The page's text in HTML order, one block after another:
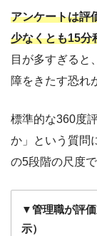
アンケートは評
少なくとも15分
目が多すぎると
障をきたす恐れ
標準的な360度
か」という質問
の5段階の尺度
▼管理職が評
示）